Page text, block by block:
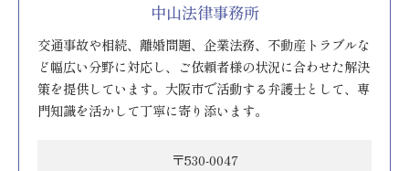
中山法律事務所
交通事故や相続、離婚問題、企業法務、不動産トラブルな
ど幅広い分野に対応し、ご依頼者様の状況に合わせた解決
策を提供しています。大阪市で活動する弁護士として、専
門知識を活かして丁寧に寄り添います。
〒530-0047